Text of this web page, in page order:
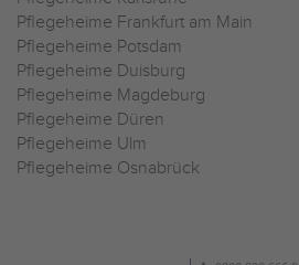
Pflegeheime Frankfurt am Main
Pflegeheime Potsdam
Pflegeheime Duisburg
Pflegeheime Magdeburg
Pflegeheime Düren
Pflegeheime Ulm
Pflegeheime Osnabrück